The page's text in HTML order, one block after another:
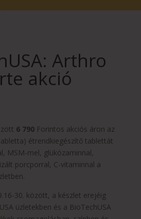
Arthro
akció
6 790Forintos akciós áron az
étrendkiegészítő tablettát
MSM-mel, glükózaminnal,
porcporral, C-vitaminnal a
30. között, a készlet erejéig
üzletekben és a BioTechUSA